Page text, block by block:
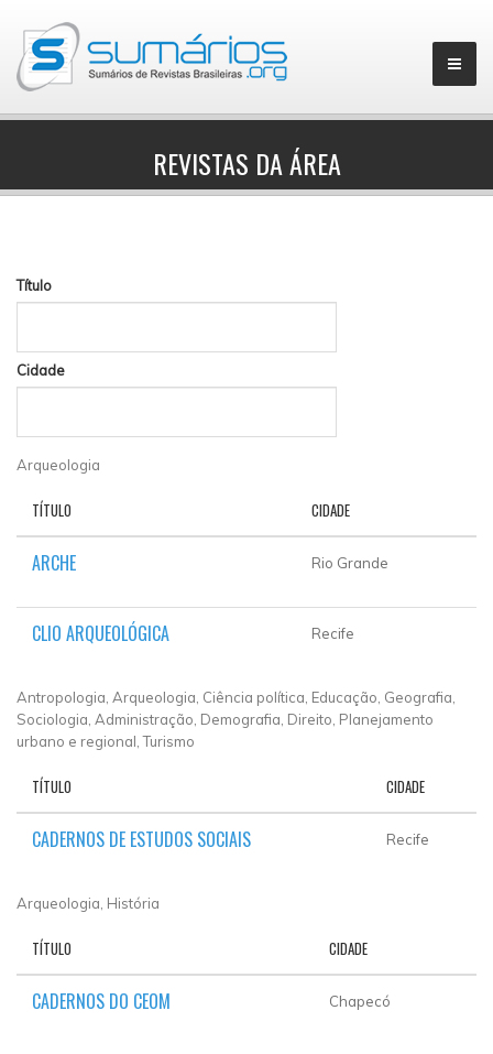
▼
REVISTAS DA ÁREA
Título
Cidade
Arqueologia
TÍTULO CIDADE
ARCHE Rio Grande
CLIO ARQUEOLÓGICA Recife
Antropologia, Arqueologia, Ciência política, Educação, Geografia,
Sociologia, Administração, Demografia, Direito, Planejamento
urbano e regional, Turismo
TÍTULO CIDADE
CADERNOS DE ESTUDOS SOCIAIS Recife
Arqueologia, História
TÍTULO CIDADE
CADERNOS DO CEOM Chapecó